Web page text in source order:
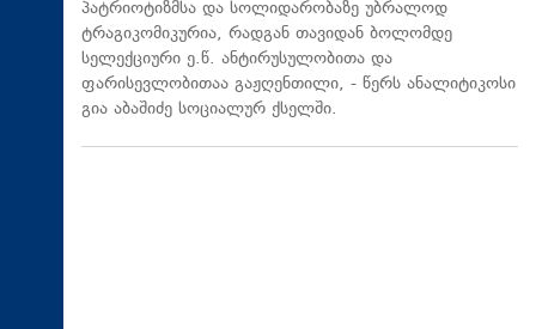
პატრიოტიზმსა და სოლიდარობაზე უბრალოდ
ტრაგიკომიკურია, რადგან თავიდან ბოლომდე
სელექციური ე.წ. ანტირუსულობითა და
ფარისევლობითაა გაჟღენთილი, - წერს ანალიტიკოსი
გია აბაშიძე სოციალურ ქსელში.